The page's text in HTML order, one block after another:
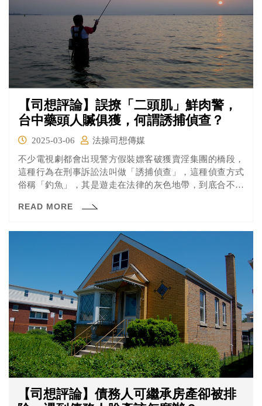
【司想評論】誤撩「二頭肌」鮮肉警，
台中藥頭人贓俱獲，何謂誘捕偵查？
2025-03-06
法操司想傳媒
不少電視劇都會出現警方假裝嫖客破獲賣淫集團的橋段，
這種行為在刑事訴訟法叫做「誘捕偵查」，這種偵查方式
俗稱「釣魚」，其是遊走在法律的灰色地帶，到底合不合
READ MORE
【司想評論】債務人可繼承房產卻被排